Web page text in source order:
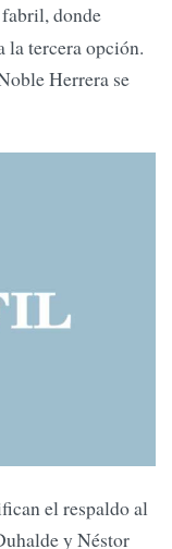
donde
la tercera opción.
Herrera se
el respaldo al
y Néstor